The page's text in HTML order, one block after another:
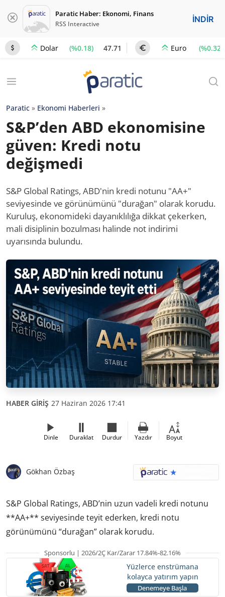
Paratic Haber: Ekonomi, Finans
RSS Interactive İNDİR
Dolar (%0.18) 47.71 Euro (%0.32)
Paratic » Ekonomi Haberleri »
S&P’den ABD ekonomisine
güven: Kredi notu
değişmedi
S&P Global Ratings, ABD'nin kredi notunu "AA+"
seviyesinde ve görünümünü "durağan" olarak korudu.
Kuruluş, ekonomideki dayanıklılığa dikkat çekerken,
mali disiplinin bozulması halinde not indirimi
uyarısında bulundu.
HABER GİRİŞ 27 Haziran 2026 17:41
Dinle Duraklat Durdur Yazdır Boyut
Gökhan Özbaş
S&P Global Ratings, ABD’nin uzun vadeli kredi notunu
**AA+** seviyesinde teyit ederken, kredi notu
görünümünü “durağan” olarak korudu.
Sponsorlu | 2026/2Ç Kar/Zarar 17.84%-82.16%
Yüzlerce enstrümana
kolayca yatırım yapın
Denemeye Başla